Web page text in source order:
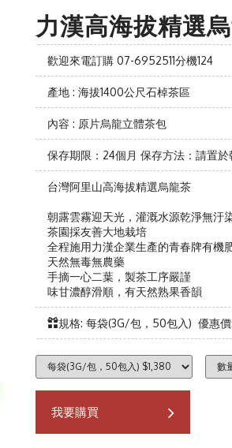
力漢高海拔精選
歡迎來電訂購 07-6952511分機124
產地 : 海拔1400公尺石棹茶區
內容 : 原片烏龍立體茶包
保存期限：24個月 保存方法：請置
台灣阿里山高海拔精選烏龍茶
朝露雲霧迎天光，灌溉水源乾淨無汙
茶園採友善大地栽培
全程施用力漢企業生產的青春牌有機
天然無毒無農藥
手摘一心二葉，製茶工序嚴謹
味甘濃醇滑順，有天然熟果香韻
規格: 每袋(3G/包，50包入) 優惠價:
我要購買